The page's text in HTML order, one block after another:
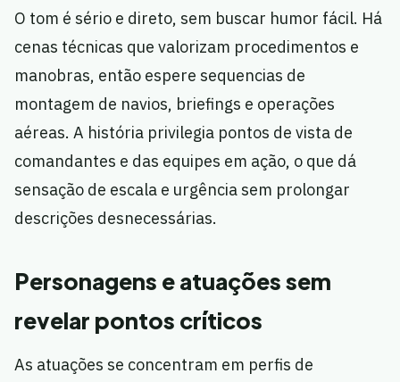
O tom é sério e direto, sem buscar humor fácil. Há
cenas técnicas que valorizam procedimentos e
manobras, então espere sequencias de
montagem de navios, briefings e operações
aéreas. A história privilegia pontos de vista de
comandantes e das equipes em ação, o que dá
sensação de escala e urgência sem prolongar
descrições desnecessárias.
Personagens e atuações sem
revelar pontos críticos
As atuações se concentram em perfis de